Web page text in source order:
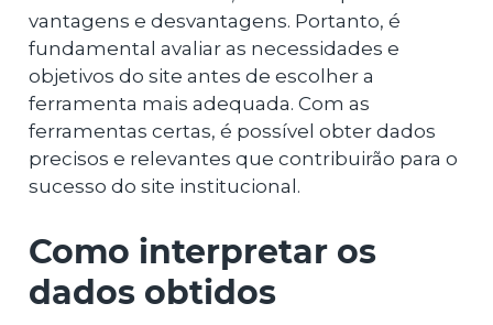
vantagens e desvantagens. Portanto, é
fundamental avaliar as necessidades e
objetivos do site antes de escolher a
ferramenta mais adequada. Com as
ferramentas certas, é possível obter dados
precisos e relevantes que contribuirão para o
sucesso do site institucional.
Como interpretar os
dados obtidos